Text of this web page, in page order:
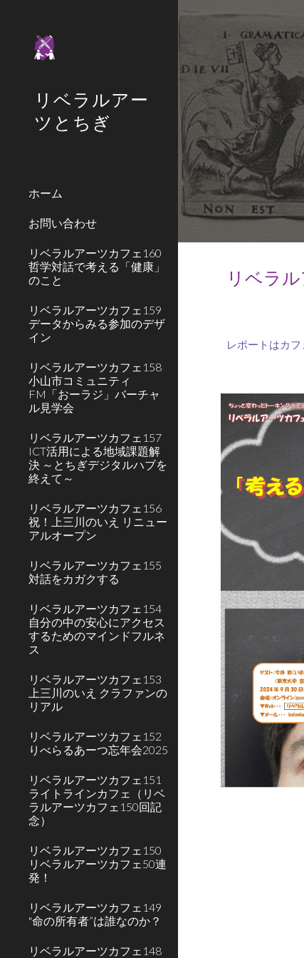
リベラルアー
ツとちぎ
ホーム
お問い合わせ
リベラルアーツカフェ160
哲学対話で考える「健康」
のこと
リベラルアーツカフェ159
データからみる参加のデザ
イン
リベラルアーツカフェ158
小山市コミュニティ
FM「おーラジ」バーチャ
ル見学会
リベラルアーツカフェ157
ICT活用による地域課題解
決 ～とちぎデジタルハブを
終えて～
リベラルアーツカフェ156
祝！上三川のいえ リニュー
アルオープン
リベラルアーツカフェ155
対話をカガクする
リベラルアーツカフェ154
自分の中の安心にアクセス
するためのマインドフルネ
ス
リベラルアーツカフェ153
上三川のいえ クラファンの
リアル
リベラルアーツカフェ152
りべらるあーつ忘年会2025
リベラルアーツカフェ151
ライトラインカフェ（リベ
ラルアーツカフェ150回記
念）
リベラルアーツカフェ150
リベラルアーツカフェ50連
発！
リベラルアーツカフェ149
"命の所有者”は誰なのか？
リベラルアーツカフェ148
リベラ
レポートはカフ